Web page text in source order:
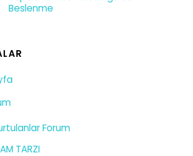
Beslenme
Forum
TARZI